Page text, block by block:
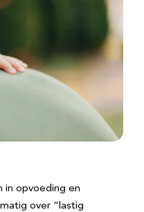
in opvoeding en
over “lastig